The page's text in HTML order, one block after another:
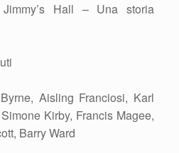
Jimmy’s Hall – Una storia
Aisling Franciosi, Karl
Kirby, Francis Magee,
Barry Ward